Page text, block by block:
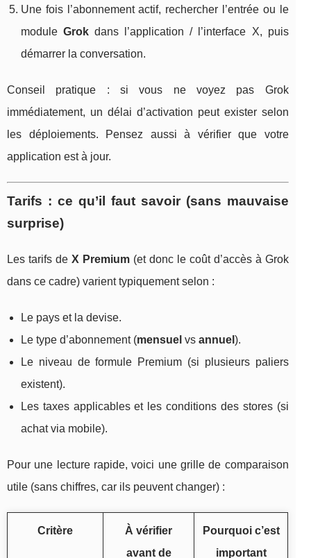
Une fois l’abonnement actif, rechercher l’entrée ou le
moduleGrok dans l’application / l’interface X, puis
démarrer la conversation.
Conseil pratique : si vous ne voyez pas Grok
immédiatement, un délai d’activation peut exister selon
les déploiements. Pensez aussi à vérifier que votre
application est à jour.
Tarifs : ce qu’il faut savoir (sans mauvaise
surprise)
Les tarifs de X Premium(et donc le coût d’accès à Grok
dans ce cadre) varient typiquement selon :
Le pays et la devise.
Le type d’abonnement (mensuel vs annuel ).
Le niveau de formule Premium (si plusieurs paliers
existent).
Les taxes applicables et les conditions des stores (si
achat via mobile).
Pour une lecture rapide, voici une grille de comparaison
utile (sans chiffres, car ils peuvent changer) :
Critère
À vérifier
avant de
Pourquoi c’est
important